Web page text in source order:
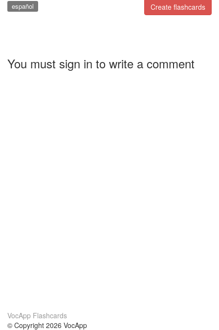
Create flashcards
español
You must sign in to write a comment
VocApp Flashcards
© Copyright 2026 VocApp